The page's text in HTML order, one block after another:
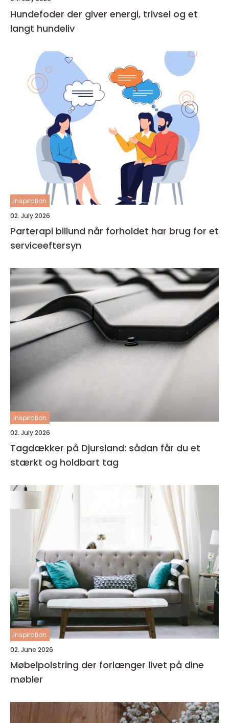
Hundefoder der giver energi, trivsel og et
langt hundeliv
inspiration
02. July 2026
Parterapi billund når forholdet har brug for et
serviceeftersyn
inspiration
02. July 2026
Tagdækker på Djursland: sådan får du et
stærkt og holdbart tag
inspiration
02. June 2026
Møbelpolstring der forlænger livet på dine
møbler